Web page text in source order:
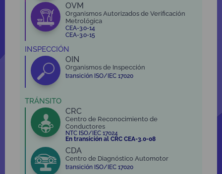
OVM
Organismos Autorizados de Verificación
Metrológica
CEA-3.0-14
CEA-3.0-15
INSPECCIÓN
OIN
Organismos de Inspección
transición ISO/IEC 17020
TRÁNSITO
CRC
Centro de Reconocimiento de
Conductores
NTC ISO/IEC 17024
En transición al CRC CEA-3.0-08
CDA
Centro de Diagnóstico Automotor
transición ISO/IEC 17020